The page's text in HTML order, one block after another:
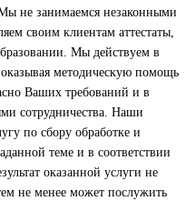
не занимаемся незаконными
своим клиентам аттестаты,
Мы действуем в
оказывая методическую помощь
Ваших требований и в
сотрудничества. Наши
по сбору обработке и
теме и в соответствии
оказанной услуги не
не менее может послужить